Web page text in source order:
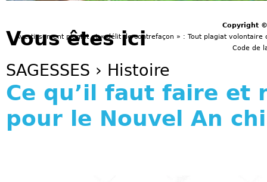
Vous êtes ici
SAGESSES › Histoire
Ce qu’il faut faire et
pour le Nouvel An
Copyright
Avertissement plagiat et « délit de contrefaçon » : Tout plagiat
Code de